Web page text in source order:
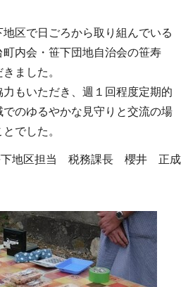
区で日ごろから取り組んでいる
町内会・笹下団地自治会の笹寿
ました。
もいただき、週１回程度定期的
のゆるやかな見守りと交流の場
でした。
下地区担当 税務課長 櫻井 正成